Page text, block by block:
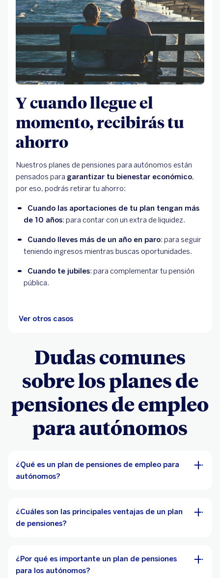
Y cuando llegue el
momento, recibirás tu
ahorro
Nuestros planes de pensiones para autónomos están
pensados para garantizar tu bienestar económico,
por eso, podrás retirar tu ahorro:
Cuando las aportaciones de tu plan tengan más
de 10 años: para contar con un extra de liquidez.
Cuando lleves más de un año en paro: para seguir
teniendo ingresos mientras buscas oportunidades.
Cuando te jubiles: para complementar tu pensión
pública.
Ver otros casos
Dudas comunes
sobre los planes de
pensiones de empleo
para autónomos
¿Qué es un plan de pensiones de empleo para
autónomos?
¿Cuáles son las principales ventajas de un plan
de pensiones?
¿Por qué es importante un plan de pensiones
para los autónomos?